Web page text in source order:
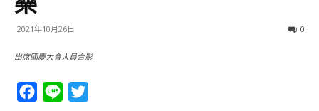
2021年10月26日 0
出席國慶大會人員合影
Facebook
Line